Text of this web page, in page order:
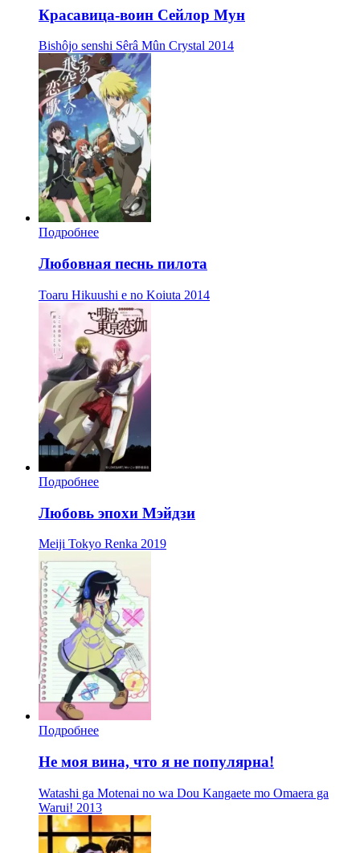
Красавица-воин Сейлор Мун
Bishôjo senshi Sêrâ Mûn Crystal 2014
Подробнее
Любовная песнь пилота
Toaru Hikuushi e no Koiuta 2014
Подробнее
Любовь эпохи Мэйдзи
Meiji Tokyo Renka 2019
Подробнее
Не моя вина, что я не популярна!
Watashi ga Motenai no wa Dou Kangaete mo Omaera ga
Warui! 2013